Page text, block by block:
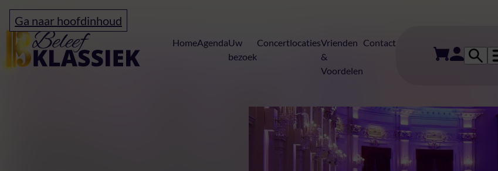
Ga naar hoofdinhoud
HomeAgendaUw
bezoek
ConcertlocatiesVrienden
&
Voordelen
Contact
Amsterdam UMC – actie